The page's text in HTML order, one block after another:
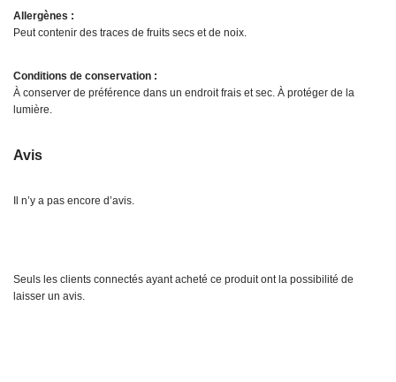
Allergènes :
Peut contenir des traces de fruits secs et de noix.
Conditions de conservation :
À conserver de préférence dans un endroit frais et sec. À protéger de la
lumière.
Avis
Il n’y a pas encore d’avis.
Seuls les clients connectés ayant acheté ce produit ont la possibilité de
laisser un avis.